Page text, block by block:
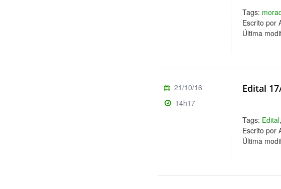
Tags:
Escrito por
Última
Edital
Tags: Edital
Escrito por
Última
21/10/16
14h17